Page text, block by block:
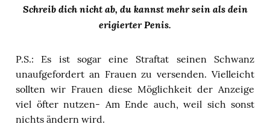
Schreib dich nicht ab, du kannst mehr sein als dein
erigierter Penis.
P.S.: Es ist sogar eine Straftat seinen Schwanz
unaufgefordert an Frauen zu versenden. Vielleicht
sollten wir Frauen diese Möglichkeit der Anzeige
viel öfter nutzen- Am Ende auch, weil sich sonst
nichts ändern wird.